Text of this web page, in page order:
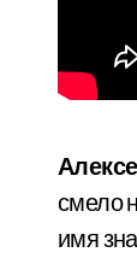
смело
имя